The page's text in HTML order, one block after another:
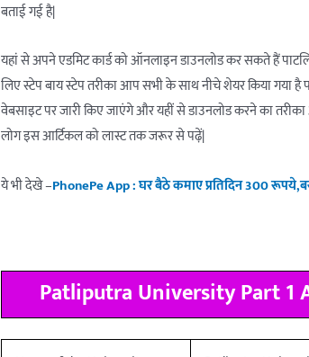
बताई गई है|
यहां से अपने एडमिट कार्ड को ऑनलाइन डाउनलोड कर सकते हैं
लिए स्टेप बाय स्टेप तरीका आप सभी के साथ नीचे शेयर किया गया है
वेबसाइट पर जारी किए जाएंगे और यहीं से डाउनलोड करने का
लोग इस आर्टिकल को लास्ट तक जरूर से पढ़ें|
ये भी देखे –PhonePe App : घर बैठे कमाए प्रतिदिन 300
Patliputra University Part 1